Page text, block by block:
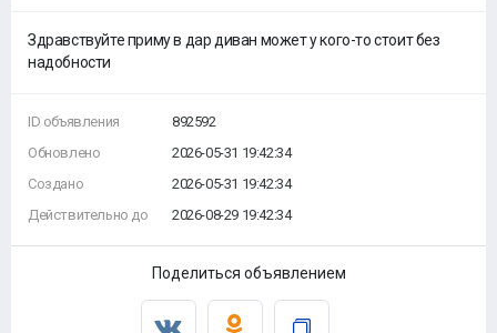
Здравствуйте приму в дар диван может у кого-то стоит без
надобности
ID объявления
Обновлено
Создано
Действительно до
892592
2026-05-31 19:42:34
2026-05-31 19:42:34
2026-08-29 19:42:34
Поделиться объявлением